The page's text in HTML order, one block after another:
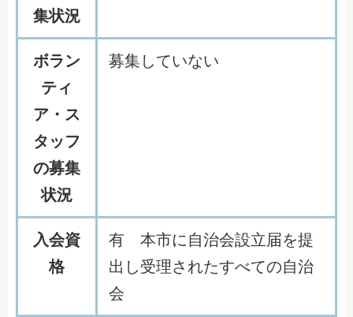
集状況
ボラン
ティ
ア・ス
タッフ
の募集
状況
募集していない
入会資
格
有 本市に自治会設立届を提
出し受理されたすべての自治
会